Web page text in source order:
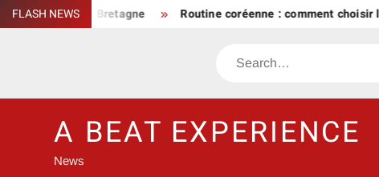
Skip
to
FLASH NEWS
inoubliable en Bretagne Routine coréenne : comment choisir
Search
A BEAT EXPERIENCE
News